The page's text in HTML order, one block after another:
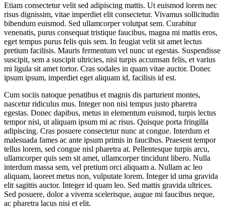
Etiam consectetur velit sed adipiscing mattis. Ut euismod lorem nec
risus dignissim, vitae imperdiet elit consectetur. Vivamus sollicitudin
bibendum euismod. Sed ullamcorper volutpat sem. Curabitur
venenatis, purus consequat tristique faucibus, magna mi mattis eros,
eget tempus purus felis quis sem. In feugiat velit sit amet lectus
pretium facilisis. Mauris fermentum vel nunc ut egestas. Suspendisse
suscipit, sem a suscipit ultricies, nisi turpis accumsan felis, et varius
mi ligula sit amet tortor. Cras sodales in quam vitae auctor. Donec
ipsum ipsum, imperdiet eget aliquam id, facilisis id est.
Cum sociis natoque penatibus et magnis dis parturient montes,
nascetur ridiculus mus. Integer non nisi tempus justo pharetra
egestas. Donec dapibus, metus in elementum euismod, turpis lectus
tempor nisi, ut aliquam ipsum mi ac risus. Quisque porta fringilla
adipiscing. Cras posuere consectetur nunc at congue. Interdum et
malesuada fames ac ante ipsum primis in faucibus. Praesent tempor
tellus lorem, sed congue nisl pharetra at. Pellentesque turpis arcu,
ullamcorper quis sem sit amet, ullamcorper tincidunt libero. Nulla
interdum massa sem, vel pretium orci aliquam a. Nullam ac leo
aliquam, laoreet metus non, vulputate lorem. Integer id urna gravida
elit sagittis auctor. Integer id quam leo. Sed mattis gravida ultrices.
Sed posuere, dolor a viverra scelerisque, augue mi faucibus neque,
ac pharetra lacus nisi et elit.